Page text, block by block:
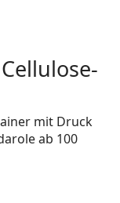
mit Druck
ab 100